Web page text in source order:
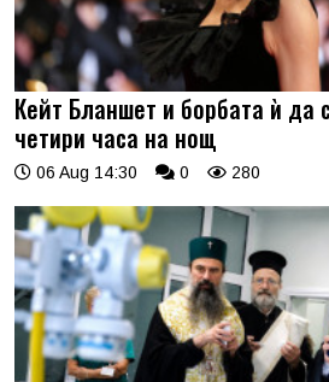
Кейт Бланшет и борбата ѝ да
четири часа на нощ
06 Aug 14:30 0 280